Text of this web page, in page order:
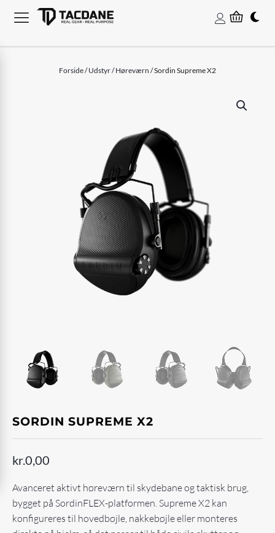
Forside/Udstyr/Høreværn / Sordin Supreme X2
SORDIN SUPREME X2
kr.0,00
Avanceret aktivt høreværn til skydebane og taktisk brug,
bygget på SordinFLEX-platformen. Supreme X2 kan
konfigureres til hovedbøjle, nakkebøjle eller monteres